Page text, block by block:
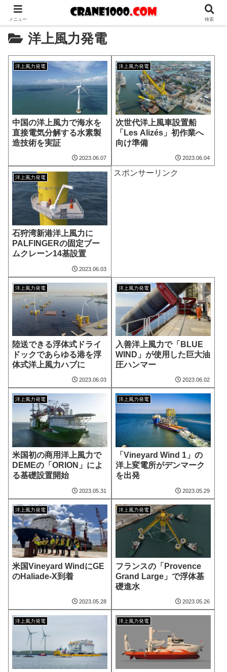
洋上風力発電
洋上風力発電
中国の洋上風力で海水を
直接電気分解する水素製
造技術を実証
2023.06.07
洋上風力発電
次世代洋上風車設置船
「Les Alizés」初作業へ
向け準備
2023.06.04
洋上風力発電
石狩湾新港洋上風力に
PALFINGERの固定ブー
ムクレーン14基設置
2023.06.03
スポンサーリンク
洋上風力発電
陸送できる浮体式ドライ
ドックであらゆる港を浮
体式洋上風力ハブに
2023.06.03
洋上風力発電
入善洋上風力で「BLUE
WIND」が使用した巨大油
圧ハンマー
2023.06.02
洋上風力発電
米国初の商用洋上風力で
DEMEの「ORION」によ
る基礎設置開始
2023.05.31
洋上風力発電
「Vineyard Wind 1」の
洋上変電所がデンマーク
を出発
2023.05.29
洋上風力発電
米国Vineyard WindにGE
のHaliade-X到着
2023.05.28
洋上風力発電
フランスの「Provence
Grand Large」で浮体基
礎進水
2023.05.26
洋上風力発電 洋上風力発電
メニュー 検索